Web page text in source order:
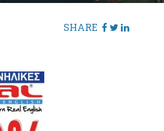
SHARE